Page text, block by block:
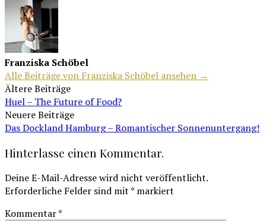
Franziska Schöbel
Alle Beiträge von Franziska Schöbel ansehen →
Beitragsnavigation
Ältere Beiträge
Huel – The Future of Food?
Neuere Beiträge
Das Dockland Hamburg – Romantischer Sonnenuntergang!
Hinterlasse einen Kommentar.
Deine E-Mail-Adresse wird nicht veröffentlicht.
Erforderliche Felder sind mit* markiert
Kommentar*